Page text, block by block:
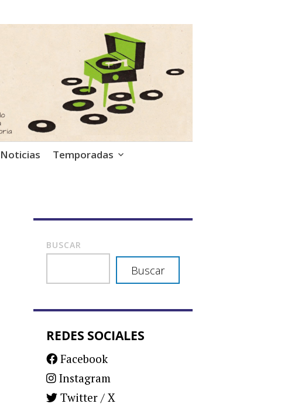
Noticias Temporadas
BUSCAR
Buscar
REDES SOCIALES
Facebook
Instagram
Twitter / X